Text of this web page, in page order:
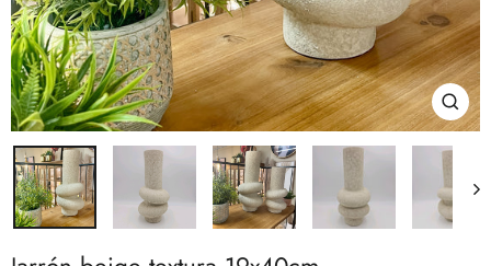
(esc)